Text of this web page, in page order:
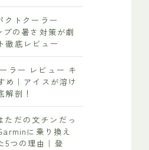
クトクーラー
の暑さ対策が劇
徹底レビュー
ラー レビュー キ
め｜アイスが溶け
剖！
だの文チンだっ
に乗り換え
5つの理由｜登